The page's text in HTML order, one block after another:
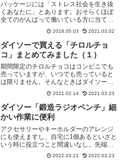
パッケージには「ストレス社会を生き抜
くあなたに」とあります。おそらくほぼ
全てのがんばって働いている方に当ては
まるのではないでしょうか。ストレス対
策にいかがですか？
2018.05.03 2021.03.02
ダイソーで買える「チロルチョ
コ」まとめてみました（１）
期間限定のチロルチョコはコンビニでも
売っていますが、いつでも売っていると
は限りません。そんなときはダイソーで
探すことをおすすめします。今のご時
世、個包装で手軽に食べやすいお菓子っ
て貴重ですよね。
2021.02.14 2021.03.23
ダイソー「鍛造ラジオペンチ」細
かい作業に便利
アクセサリーやキーホルダーのアレンジ
にも使えますし、自宅に1個あるといざと
いう時に役立つこと間違いなし。先端が
細めなので、狭いところや細かい作業に
向いてます。家にひとつあると便利で
2022.03.21 2022.03.23